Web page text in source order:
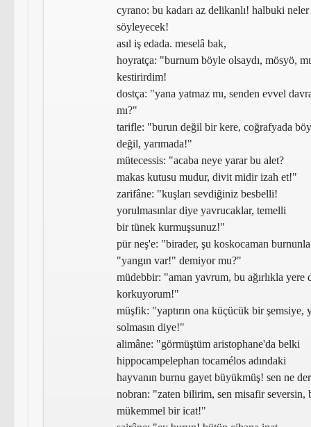
cyrano: bu kadarı az delikanlı! halbuki
söyleyecek!
asıl iş edada. meselâ bak,
hoyratça: "burnum böyle olsaydı, mösyö,
kestirirdim!
dostça: "yana yatmaz mı, senden evvel
mı?"
tarifle: "burun değil bir kere, coğrafyada
değil, yarımada!"
mütecessis: "acaba neye yarar bu alet?
makas kutusu mudur, divit midir izah et!"
zarifâne: "kuşları sevdiğiniz besbelli!
yorulmasınlar diye yavrucaklar, temelli
bir tünek kurmuşsunuz!"
pür neş'e: "birader, şu koskocaman
"yangın var!" demiyor mu?"
müdebbir: "aman yavrum, bu ağırlıkla yere
korkuyorum!"
müşfik: "yaptırın ona küçücük bir şemsiye,
solmasın diye!"
alimâne: "görmüştüm aristophane'da belki
hippocampelephan tocamélos adındaki
hayvanın burnu gayet büyükmüş! sen ne
nobran: "zaten bilirim, sen misafir seversin,
mükemmel bir icat!"